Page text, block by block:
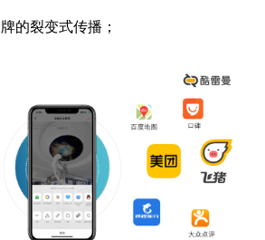
的裂变式传播；